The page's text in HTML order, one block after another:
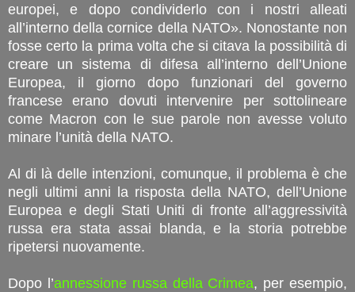
europei, e dopo condividerlo con i nostri alleati
all’interno della cornice della NATO». Nonostante non
fosse certo la prima volta che si citava la possibilità di
creare un sistema di difesa all’interno dell’Unione
Europea, il giorno dopo funzionari del governo
francese erano dovuti intervenire per sottolineare
come Macron con le sue parole non avesse voluto
minare l’unità della NATO.
Al di là delle intenzioni, comunque, il problema è che
negli ultimi anni la risposta della NATO, dell’Unione
Europea e degli Stati Uniti di fronte all’aggressività
russa era stata assai blanda, e la storia potrebbe
ripetersi nuovamente.
Dopo l’annessione russa della Crimea, per esempio,